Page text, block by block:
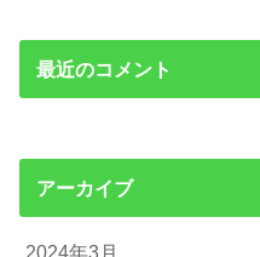
最近のコメント
アーカイブ
2024年3月